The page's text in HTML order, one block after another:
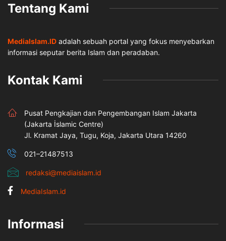
Tentang Kami
MediaIslam.ID adalah sebuah portal yang fokus menyebarkan
informasi seputar berita Islam dan peradaban.
Kontak Kami
Pusat Pengkajian dan Pengembangan Islam Jakarta
(Jakarta İslamic Centre)
Jl. Kramat Jaya, Tugu, Koja, Jakarta Utara 14260
021–21487513
redaksi@mediaislam.id
MediaIslam.id
Informasi